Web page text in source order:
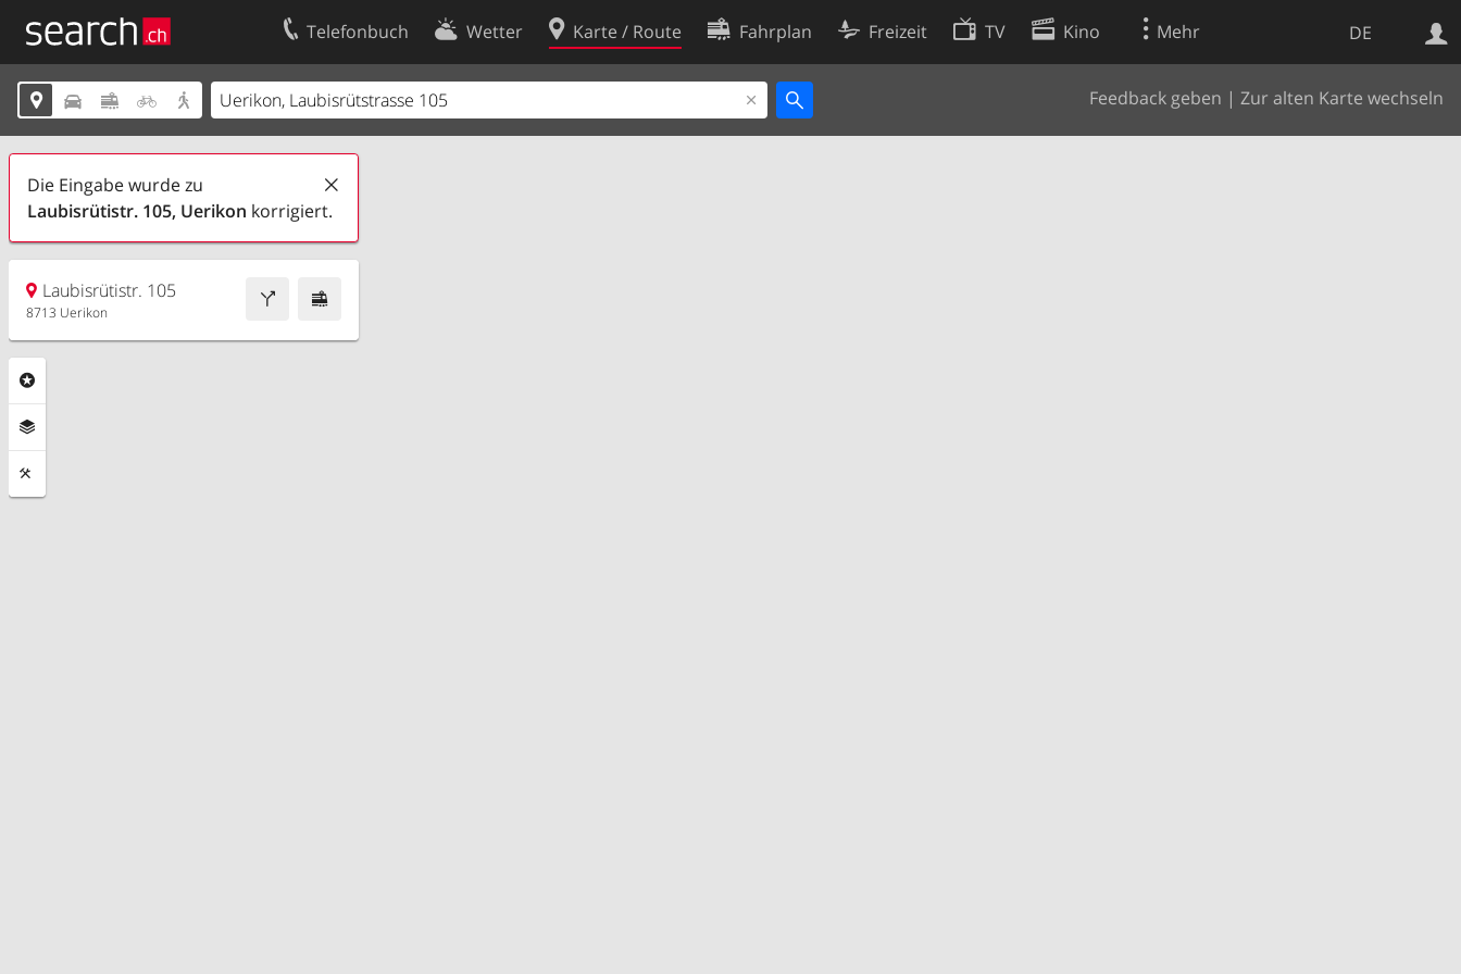
DE
Telefonbuch Wetter Karte / Route Fahrplan Freizeit TV Kino Mehr
     Feedback geben | Zur alten Karte wechseln
Die Eingabe wurde zu
Laubisrütistr. 105, Uerikon korrigiert.
Laubisrütistr. 105
8713 Uerikon
Websuche
Ihr Eintrag
Kundencenter Geschäftskunden
Kontakt
Nutzungsbedingungen
Cookie-Richtlinie
Cookie-Einstellungen